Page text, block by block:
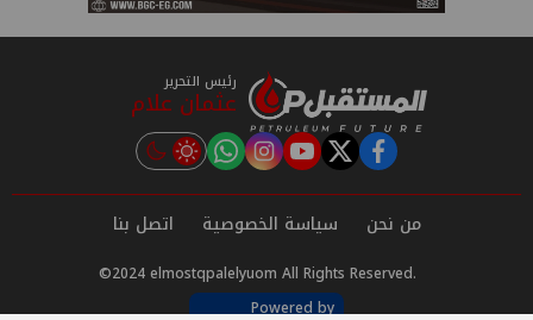
رئيس التحرير
عثمان علام
facebook
twitter
youtube
instagram
tiktok
من نحن سياسة الخصوصية اتصل بنا
©2024 elmostqpalelyuom All Rights Reserved.
Powered by